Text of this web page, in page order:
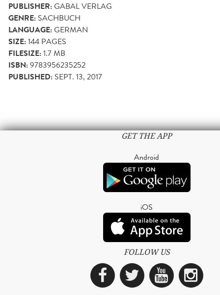
PUBLISHER:GABAL VERLAG
GENRE: SACHBUCH
LANGUAGE:GERMAN
SIZE:144 PAGES
FILESIZE:1.7 MB
ISBN:9783956235252
PUBLISHED: SEPT. 13, 2017
GET THE APP
Android
iOS
FOLLOW US
Facebook
Twitter